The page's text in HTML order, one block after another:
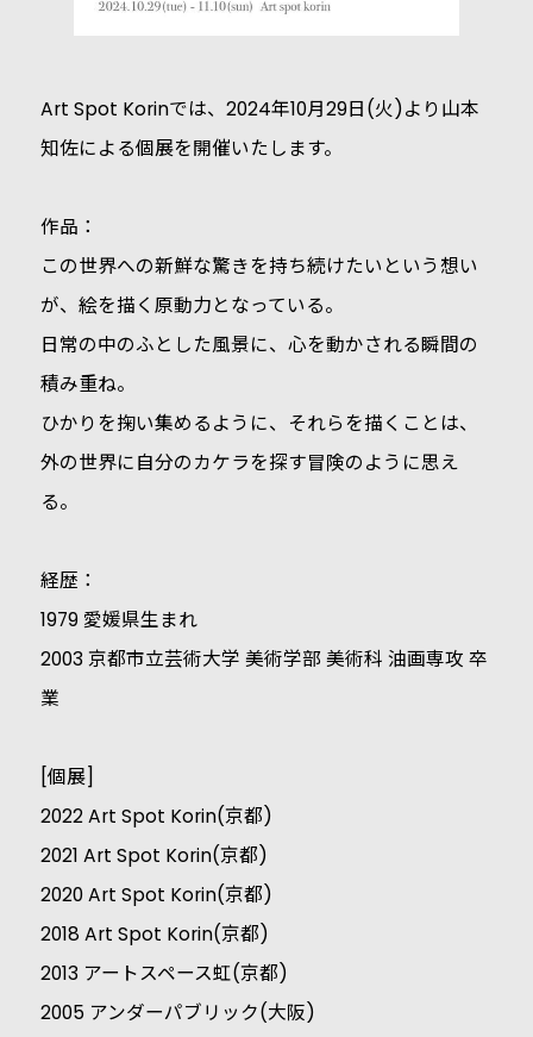
Art Spot Korinでは、2024年10月29日(火)より山本
知佐による個展を開催いたします。
作品：
この世界への新鮮な驚きを持ち続けたいという想い
が、絵を描く原動力となっている。
日常の中のふとした風景に、心を動かされる瞬間の
積み重ね。
ひかりを掬い集めるように、それらを描くことは、
外の世界に自分のカケラを探す冒険のように思え
る。
経歴：
1979 愛媛県生まれ
2003 京都市立芸術大学 美術学部 美術科 油画専攻 卒
業
[個展]
2022 Art Spot Korin(京都)
2021 Art Spot Korin(京都)
2020 Art Spot Korin(京都)
2018 Art Spot Korin(京都)
2013 アートスペース虹(京都)
2005 アンダーパブリック(大阪)